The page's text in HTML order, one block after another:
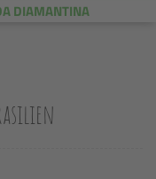
DIAMANTINA